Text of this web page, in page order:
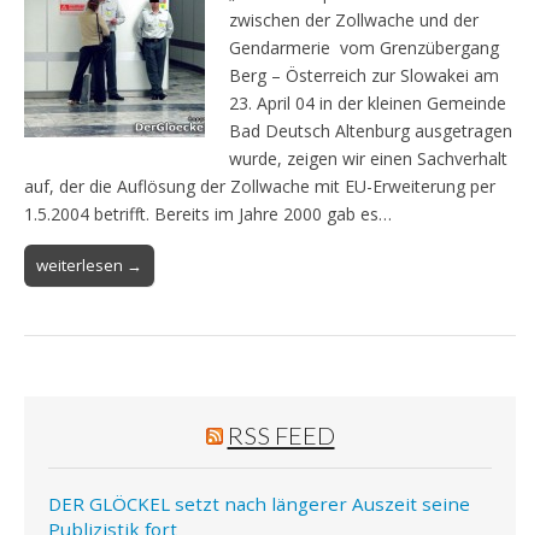
zwischen der Zollwache und der
Gendarmerie vom Grenzübergang
Berg – Österreich zur Slowakei am
23. April 04 in der kleinen Gemeinde
Bad Deutsch Altenburg ausgetragen
wurde, zeigen wir einen Sachverhalt
auf, der die Auflösung der Zollwache mit EU-Erweiterung per
1.5.2004 betrifft. Bereits im Jahre 2000 gab es…
weiterlesen →
RSS FEED
DER GLÖCKEL setzt nach längerer Auszeit seine
Publizistik fort